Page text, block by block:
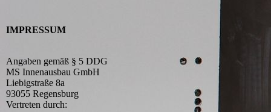
IMPRESSUM
Angaben gemäß § 5 DDG
MS Innenausbau GmbH
Liebigstraße 8a
93055 Regensburg
Vertreten durch: